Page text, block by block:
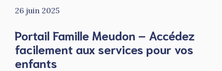
26 juin 2025
Portail Famille Meudon – Accédez
facilement aux services pour vos
enfants